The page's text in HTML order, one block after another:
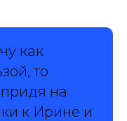
как
то
на
к Ирине и